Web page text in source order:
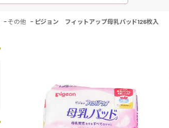
- その他 - ピジョン フィットアップ母乳パッド126枚入